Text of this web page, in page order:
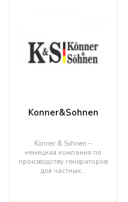
Konner&Sohnen
Könner & Söhnen –
немецкая компания по
производству генераторов
для частных…